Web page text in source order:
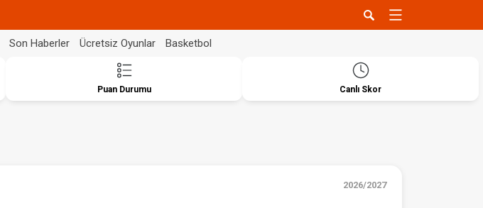
Son Haberler Ücretsiz Oyunlar Basketbol
Puan Durumu Canlı Skor
2026/2027